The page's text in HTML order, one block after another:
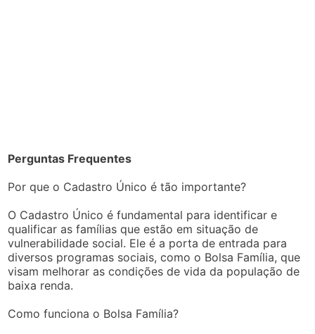
Perguntas Frequentes
Por que o Cadastro Único é tão importante?
O Cadastro Único é fundamental para identificar e
qualificar as famílias que estão em situação de
vulnerabilidade social. Ele é a porta de entrada para
diversos programas sociais, como o Bolsa Família, que
visam melhorar as condições de vida da população de
baixa renda.
Como funciona o Bolsa Família?